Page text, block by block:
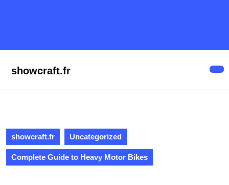
showcraft.fr
showcraft.fr Uncategorized
Complete Guide to Heavy Motor Bikes